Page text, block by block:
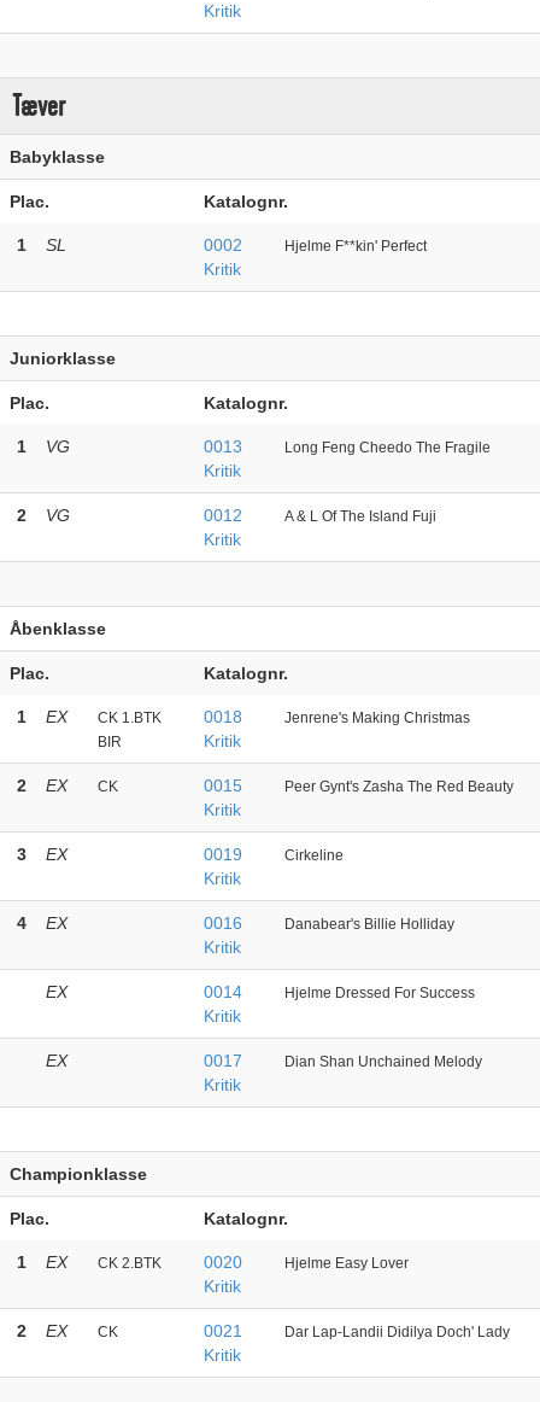
Kritik
Tæver
Babyklasse
Plac. Katalognr.
1 SL
0002
Kritik
Hjelme F**kin' Perfect
Juniorklasse
Plac. Katalognr.
1 VG
0013
Kritik
Long Feng Cheedo The Fragile
2 VG
0012
Kritik
A & L Of The Island Fuji
Åbenklasse
Plac. Katalognr.
1 EX
CK 1.BTK
BIR
0018
Kritik
Jenrene's Making Christmas
2 EX CK
0015
Kritik
Peer Gynt's Zasha The Red Beauty
3 EX
0019
Kritik
Cirkeline
4 EX
0016
Kritik
Danabear's Billie Holliday
EX
0014
Kritik
Hjelme Dressed For Success
EX
0017
Kritik
Dian Shan Unchained Melody
Championklasse
Plac. Katalognr.
1 EX CK 2.BTK
0020
Kritik
Hjelme Easy Lover
2 EX CK
0021
Kritik
Dar Lap-Landii Didilya Doch' Lady